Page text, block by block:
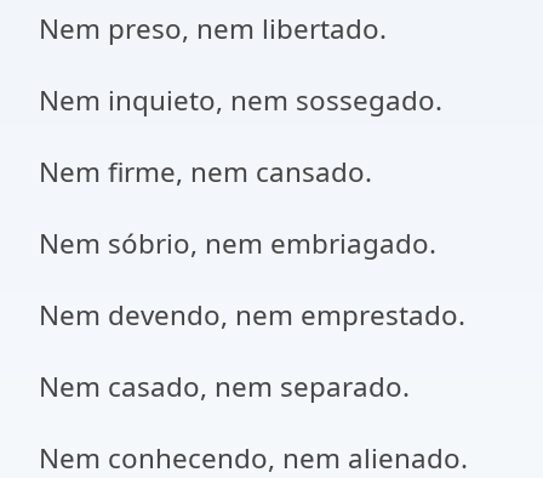
Nem preso, nem libertado.
Nem inquieto, nem sossegado.
Nem firme, nem cansado.
Nem sóbrio, nem embriagado.
Nem devendo, nem emprestado.
Nem casado, nem separado.
Nem conhecendo, nem alienado.